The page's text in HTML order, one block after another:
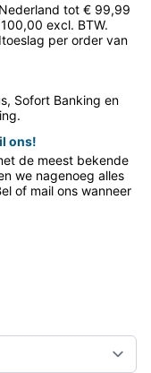
tot € 99,99
excl. BTW.
per order van
Sofort Banking en
ons!
de meest bekende
we nagenoeg alles
of mail ons wanneer